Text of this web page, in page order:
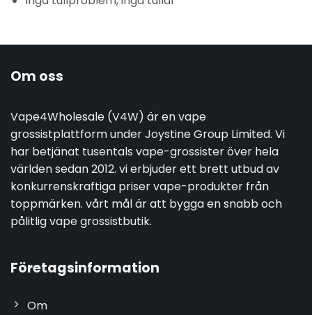
Om oss
Vape4Wholesale (V4W) är en vape
grossistplattform under Joystine Group Limited. Vi
har betjänat tusentals vape-grossister över hela
världen sedan 2012. vi erbjuder ett brett utbud av
konkurrenskraftiga priser vape-produkter från
toppmärken. vårt mål är att bygga en snabb och
pålitlig vape grossistbutik.
Företagsinformation
Om